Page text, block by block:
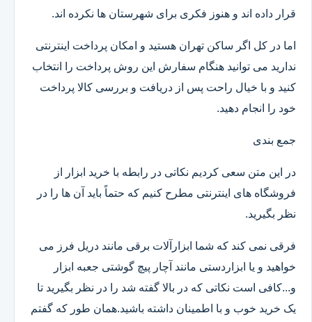
قرار داده اند و هنوز فکری برای شهرستان ها نکرده اند.
اما در کل اگر ساکن تهران هستید و امکان پرداخت اینترنتی
ندارید می توانید هنگام سفارش این روش پرداخت را انتخاب
کنید و با خیال راحت پس از دریافت و بررسی کالا پرداخت
خود را انجام دهید.
جمع بندی
در این متن سعی کردیم نکاتی در رابطه با خرید ابزار از
فروشگاه های اینترنتی مطرح کنیم که حتماً باید آن ها را در
نظر بگیرید.
فرقی نمی کند که شما ابزارآلات برقی مانند دریل فرز می
خواهید و یا ابزاردستی مانند آچار پیچ گوشتی جعبه ابزار
و...کافی است نکاتی که در بالا گفته شد را در نظر بگیرید تا
یک خرید خوب و با اطمینان داشته باشید.همان طور که گفتم